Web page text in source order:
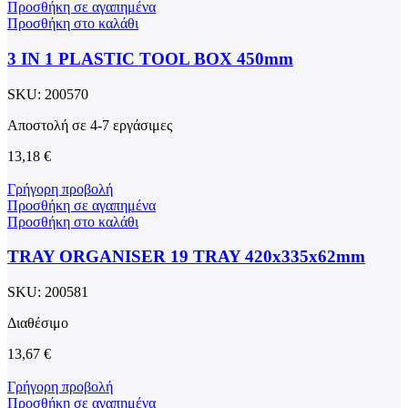
Προσθήκη σε αγαπημένα
Προσθήκη στο καλάθι
3 IN 1 PLASTIC TOOL BOX 450mm
SKU: 200570
Αποστολή σε 4-7 εργάσιμες
13,18 €
Γρήγορη προβολή
Προσθήκη σε αγαπημένα
Προσθήκη στο καλάθι
TRAY ORGANISER 19 TRAY 420x335x62mm
SKU: 200581
Διαθέσιμο
13,67 €
Γρήγορη προβολή
Προσθήκη σε αγαπημένα